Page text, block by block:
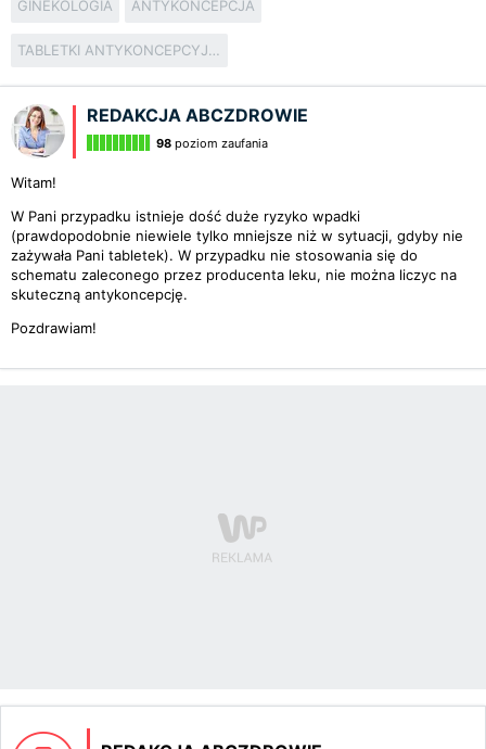
GINEKOLOGIA ANTYKONCEPCJA
TABLETKI ANTYKONCEPCYJNE
REDAKCJA ABCZDROWIE
98 poziom zaufania
Witam!
W Pani przypadku istnieje dość duże ryzyko wpadki
(prawdopodobnie niewiele tylko mniejsze niż w sytuacji, gdyby nie
zażywała Pani tabletek). W przypadku nie stosowania się do
schematu zaleconego przez producenta leku, nie można liczyc na
skuteczną antykoncepcję.
Pozdrawiam!